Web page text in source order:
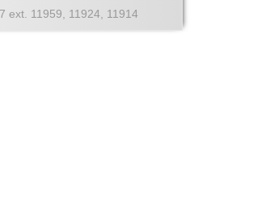
ext. 11959, 11924, 11914